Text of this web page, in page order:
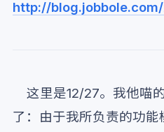
http://
这里是12/27。我他喵
了：由于我所负责的功